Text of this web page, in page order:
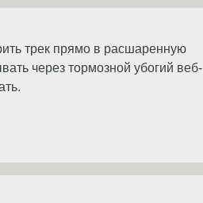
трек прямо в расшаренную
через тормозной убогий веб-